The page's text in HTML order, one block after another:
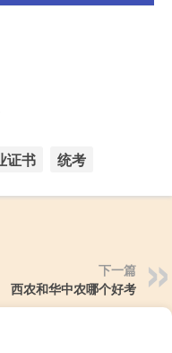
证书 统考
下一篇
西农和华中农哪个好考